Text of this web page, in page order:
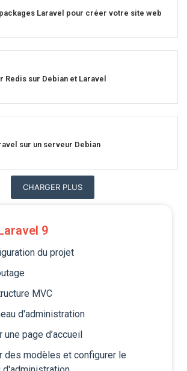
Laravel pour créer votre site web
Redis sur Debian et Laravel
sur un serveur Debian
CHARGER PLUS
9
du projet
MVC
d'administration
une page d’accueil
des modèles et configurer le